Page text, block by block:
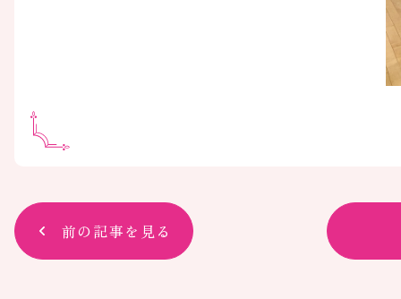
前の記事を見る